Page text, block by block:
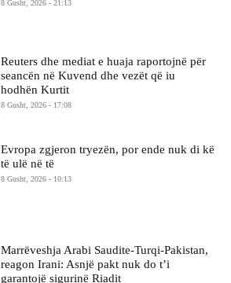
8 Gusht, 2026 - 21:13
Reuters dhe mediat e huaja raportojnë për
seancën në Kuvend dhe vezët që iu
hodhën Kurtit
8 Gusht, 2026 - 17:08
Evropa zgjeron tryezën, por ende nuk di kë
të ulë në të
8 Gusht, 2026 - 10:13
Marrëveshja Arabi Saudite-Turqi-Pakistan,
reagon Irani: Asnjë pakt nuk do t’i
garantojë sigurinë Riadit